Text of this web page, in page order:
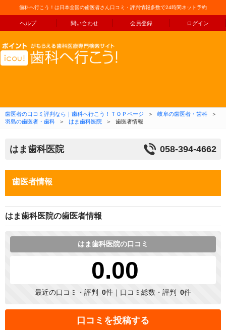
歯科へ行こう！は日本全国の歯医者さん口コミ・評判情報多数で24時間ネット予約
ヘルプ 問い合わせ 会員登録 ログイン
コンテンツへ移動
歯医者の口コミ評判なら｜歯科へ行こう！ＴＯＰページ ＞ 岐阜の歯医者・歯科
＞
羽島の歯医者・歯科
＞ はま歯科医院 ＞ 歯医者情報
はま歯科医院 058-394-4662
歯医者情報
はま歯科医院の歯医者情報
はま歯科医院の口コミ
0.00
最近の口コミ・評判 0件｜口コミ総数・評判 0件
口コミを投稿する